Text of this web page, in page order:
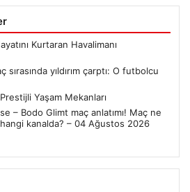
Kurtaran Havalimanı
yıldırım çarptı: O futbolcu
Yaşam Mekanları
– Bodo Glimt maç anlatımı! Maç ne
kanalda? – 04 Ağustos 2026